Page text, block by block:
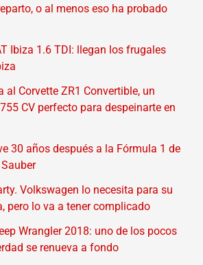
o al menos eso ha probado
Ibiza 1.6 TDI: llegan los frugales
al Corvette ZR1 Convertible, un
CV perfecto para despeinarte en
30 años después a la Fórmula 1 de
Volkswagen lo necesita para su
pero lo va a tener complicado
Wrangler 2018: uno de los pocos
se renueva a fondo